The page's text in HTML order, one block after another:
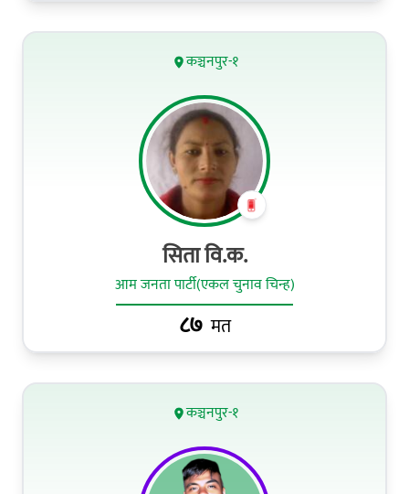
कञ्चनपुर-१
सिता वि.क.
आम जनता पार्टी(एकल चुनाव चिन्ह)
८७ मत
कञ्चनपुर-१